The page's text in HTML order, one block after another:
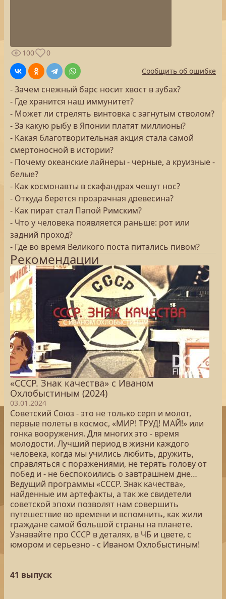
100
0
Сообщить об ошибке
- Зачем снежный барс носит хвост в зубах?
- Где хранится наш иммунитет?
- Может ли стрелять винтовка с загнутым стволом?
- За какую рыбу в Японии платят миллионы?
- Какая благотворительная акция стала самой
смертоносной в истории?
- Почему океанские лайнеры - черные, а круизные -
белые?
- Как космонавты в скафандрах чешут нос?
- Откуда берется прозрачная древесина?
- Как пират стал Папой Римским?
- Что у человека появляется раньше: рот или
задний проход?
- Где во время Великого поста питались пивом?
Рекомендации
«СССР. Знак качества» с Иваном
Охлобыстиным (2024)
03.01.2024
Советский Союз - это не только серп и молот,
первые полеты в космос, «МИР! ТРУД! МАЙ!» или
гонка вооружения. Для многих это - время
молодости. Лучший период в жизни каждого
человека, когда мы учились любить, дружить,
справляться с поражениями, не терять голову от
побед и - не беспокоились о завтрашнем дне…
Ведущий программы «СССР. Знак качества»,
найденные им артефакты, а так же свидетели
советской эпохи позволят нам совершить
путешествие во времени и вспомнить, как жили
граждане самой большой страны на планете.
Узнавайте про СССР в деталях, в ЧБ и цвете, с
юмором и серьезно - с Иваном Охлобыстиным!
41 выпуск